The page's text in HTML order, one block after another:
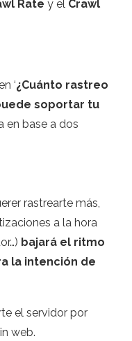
Rate y el Crawl
‘¿Cuánto rastreo
soportar tu
en base a dos
rastrearte más,
a la hora
bajará el ritmo
la intención de
el servidor por
web.